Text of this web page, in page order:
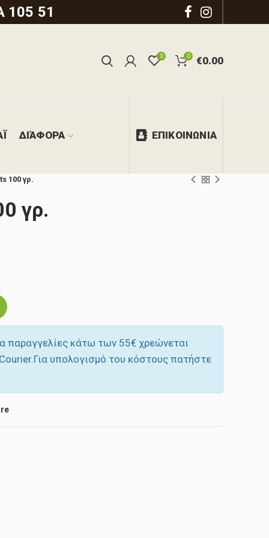
51
0 0 €0.00
ΔΙΆΦΟΡΑ ΕΠΙΚΟΙΝΩΝΙΑ
100 γρ.
γρ.
παραγγελίες κάτω των 55‎€ χρεώνεται
υπολογισμό του κόστους πατήστε